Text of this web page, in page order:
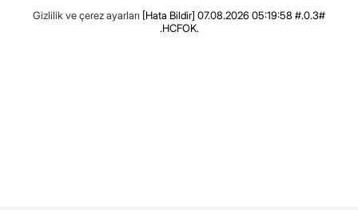
Gizlilik ve çerez ayarları [Hata Bildir] 07.08.2026 05:19:58 #.0.3#
.HCFOK.